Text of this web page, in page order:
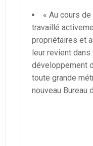
« Au cours de
travaillé
propriétaires et
leur revient
développement
toute grande
nouveau Bureau